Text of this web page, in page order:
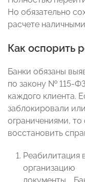
Но обязательно
расчете
Как оспорить
Банки обязаны
по закону № 115-
каждого клиента.
заблокировали
ограничениями, то
восстановить
Реабилитация